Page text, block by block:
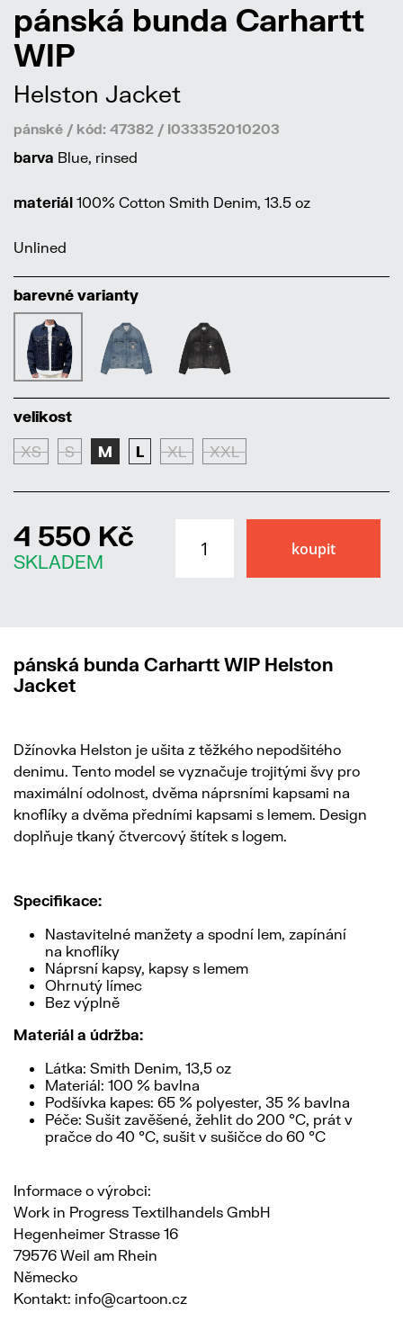
pánská bunda Carhartt
WIP
Helston Jacket
pánské / kód: 47382 / I033352010203
barva Blue, rinsed
materiál 100% Cotton Smith Denim, 13.5 oz
Unlined
barevné varianty
velikost
XS S M L XL XXL
4 550 Kč
SKLADEM
pánská bunda Carhartt WIP Helston
Jacket
Džínovka Helston je ušita z těžkého nepodšitého
denimu. Tento model se vyznačuje trojitými švy pro
maximální odolnost, dvěma náprsními kapsami na
knoflíky a dvěma předními kapsami s lemem. Design
doplňuje tkaný čtvercový štítek s logem.
Specifikace:
Nastavitelné manžety a spodní lem, zapínání
na knoflíky
Náprsní kapsy, kapsy s lemem
Ohrnutý límec
Bez výplně
Materiál a údržba:
Látka: Smith Denim, 13,5 oz
Materiál: 100 % bavlna
Podšívka kapes: 65 % polyester, 35 % bavlna
Péče: Sušit zavěšené, žehlit do 200 °C, prát v
pračce do 40 °C, sušit v sušičce do 60 °C
Informace o výrobci:
Work in Progress Textilhandels GmbH
Hegenheimer Strasse 16
79576 Weil am Rhein
Německo
Kontakt: info@cartoon.cz